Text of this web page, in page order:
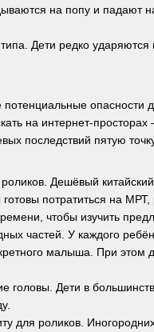
на попу и падают
Дети редко ударяются
на интернет-
последствий пятую
Дешёвый
потратиться на
чтобы изучить
частей. У каждого
малыша. При
Дети в
роликов.